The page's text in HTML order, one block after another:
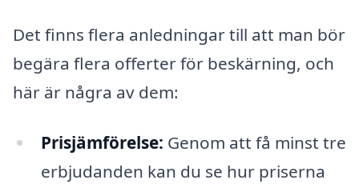
Det finns flera anledningar till att man bör
begära flera offerter för beskärning, och
här är några av dem:
Prisjämförelse: Genom att få minst tre
erbjudanden kan du se hur priserna